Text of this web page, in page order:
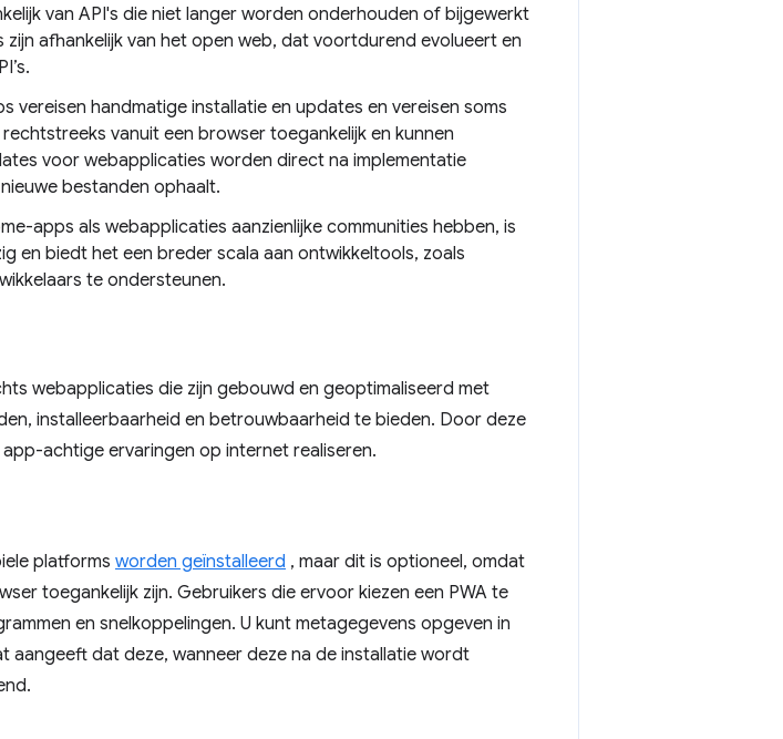
van API's die niet langer worden onderhouden of bijgewerkt
afhankelijk van het open web, dat voortdurend evolueert en
vereisen handmatige installatie en updates en vereisen soms
vanuit een browser toegankelijk en kunnen
voor webapplicaties worden direct na implementatie
bestanden ophaalt.
apps als webapplicaties aanzienlijke communities hebben, is
en biedt het een breder scala aan ontwikkeltools, zoals
te ondersteunen.
webapplicaties die zijn gebouwd en geoptimaliseerd met
installeerbaarheid en betrouwbaarheid te bieden. Door deze
achtige ervaringen op internet realiseren.
platforms worden geïnstalleerd , maar dit is optioneel, omdat
toegankelijk zijn. Gebruikers die ervoor kiezen een PWA te
en snelkoppelingen. U kunt metagegevens opgeven in
aangeeft dat deze, wanneer deze na de installatie wordt